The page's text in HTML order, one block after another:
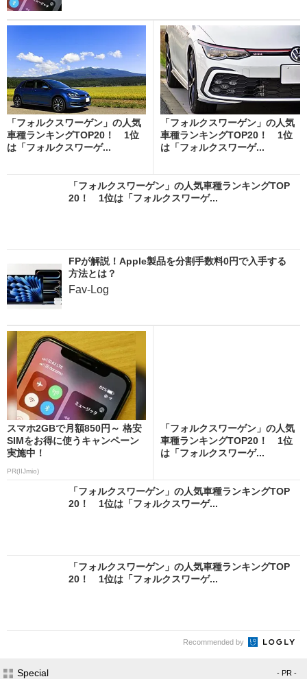
「フォルクスワーゲン」の人気
車種ランキングTOP20！ 1位
は「フォルクスワーゲ...
「フォルクスワーゲン」の人気
車種ランキングTOP20！ 1位
は「フォルクスワーゲ...
「フォルクスワーゲン」の人気車種ランキングTOP
20！ 1位は「フォルクスワーゲ...
FPが解説！Apple製品を分割手数料0円で入手する
方法とは？
Fav-Log
スマホ2GBで月額850円～ 格安
SIMをお得に使うキャンペーン
実施中！
PR(IIJmio)
「フォルクスワーゲン」の人気
車種ランキングTOP20！ 1位
は「フォルクスワーゲ...
「フォルクスワーゲン」の人気車種ランキングTOP
20！ 1位は「フォルクスワーゲ...
「フォルクスワーゲン」の人気車種ランキングTOP
20！ 1位は「フォルクスワーゲ...
Recommended by
Special - PR -